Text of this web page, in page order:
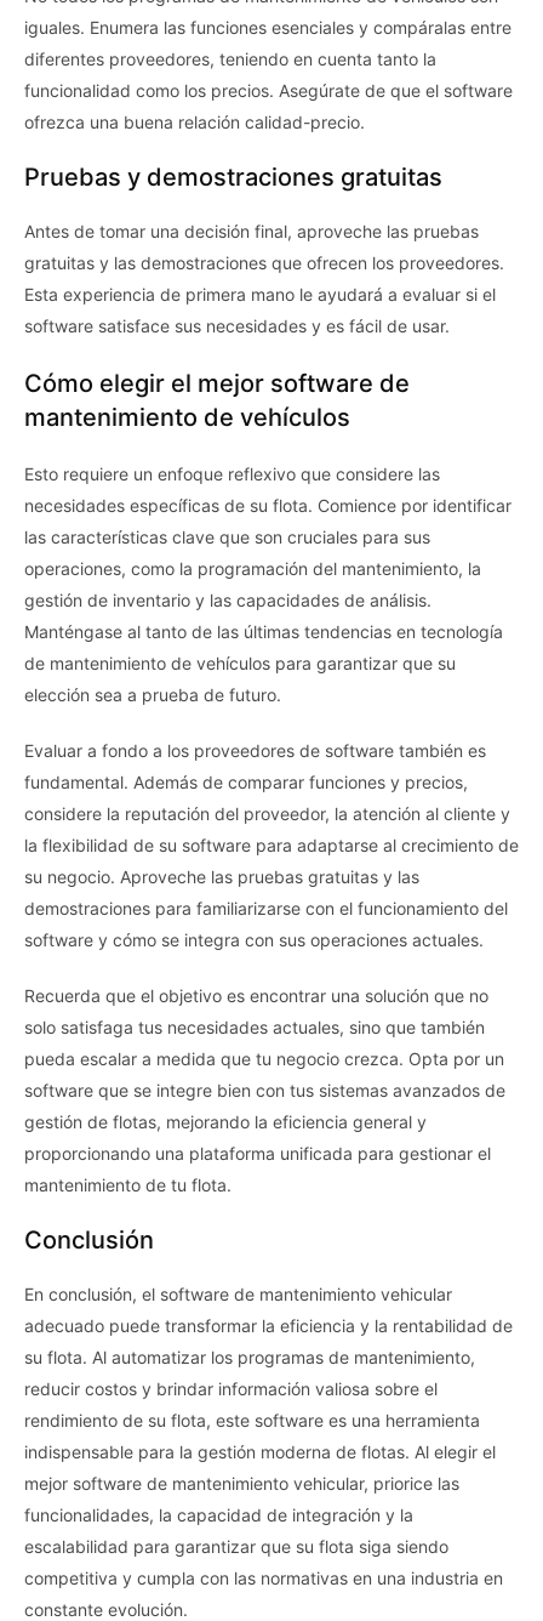
iguales. Enumera las funciones esenciales y compáralas entre
diferentes proveedores, teniendo en cuenta tanto la
funcionalidad como los precios. Asegúrate de que el software
ofrezca una buena relación calidad-precio.
Pruebas y demostraciones gratuitas
Antes de tomar una decisión final, aproveche las pruebas
gratuitas y las demostraciones que ofrecen los proveedores.
Esta experiencia de primera mano le ayudará a evaluar si el
software satisface sus necesidades y es fácil de usar.
Cómo elegir el mejor software de
mantenimiento de vehículos
Esto requiere un enfoque reflexivo que considere las
necesidades específicas de su flota. Comience por identificar
las características clave que son cruciales para sus
operaciones, como la programación del mantenimiento, la
gestión de inventario y las capacidades de análisis.
Manténgase al tanto de las últimas tendencias en tecnología
de mantenimiento de vehículos para garantizar que su
elección sea a prueba de futuro.
Evaluar a fondo a los proveedores de software también es
fundamental. Además de comparar funciones y precios,
considere la reputación del proveedor, la atención al cliente y
la flexibilidad de su software para adaptarse al crecimiento de
su negocio. Aproveche las pruebas gratuitas y las
demostraciones para familiarizarse con el funcionamiento del
software y cómo se integra con sus operaciones actuales.
Recuerda que el objetivo es encontrar una solución que no
solo satisfaga tus necesidades actuales, sino que también
pueda escalar a medida que tu negocio crezca. Opta por un
software que se integre bien con tus sistemas avanzados de
gestión de flotas, mejorando la eficiencia general y
proporcionando una plataforma unificada para gestionar el
mantenimiento de tu flota.
Conclusión
En conclusión, el software de mantenimiento vehicular
adecuado puede transformar la eficiencia y la rentabilidad de
su flota. Al automatizar los programas de mantenimiento,
reducir costos y brindar información valiosa sobre el
rendimiento de su flota, este software es una herramienta
indispensable para la gestión moderna de flotas. Al elegir el
mejor software de mantenimiento vehicular, priorice las
funcionalidades, la capacidad de integración y la
escalabilidad para garantizar que su flota siga siendo
competitiva y cumpla con las normativas en una industria en
constante evolución.